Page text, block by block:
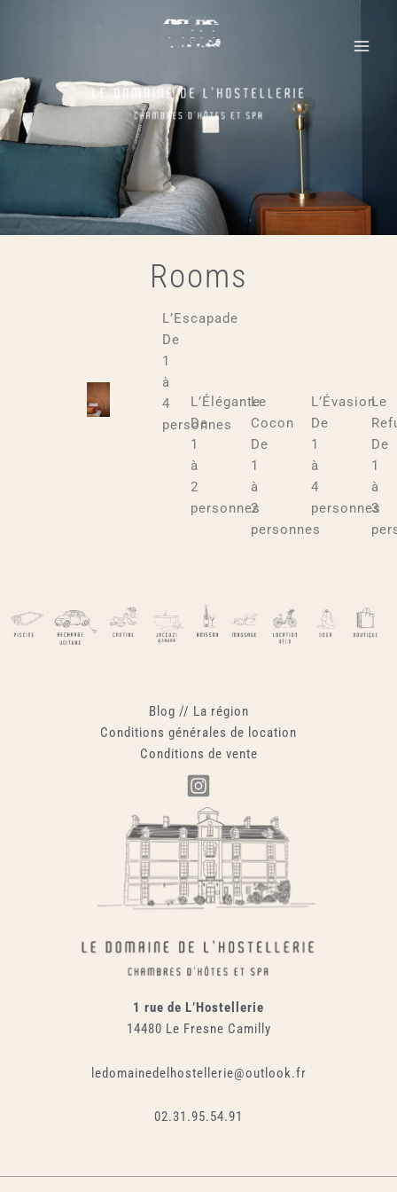
Menu
Rooms
L’Escapade
De
1
à
4
personnes
L’Élégante
De
1
à
2
personnes
Le
Cocon
De
1
à
2
personnes
L’Évasion
De
1
à
4
personnes
Le
De
1
à
3
Blog // La région
Conditions générales de location
Conditions de vente
1 rue de L’Hostellerie
14480 Le Fresne Camilly
ledomainedelhostellerie@outlook.fr
02.31.95.54.91